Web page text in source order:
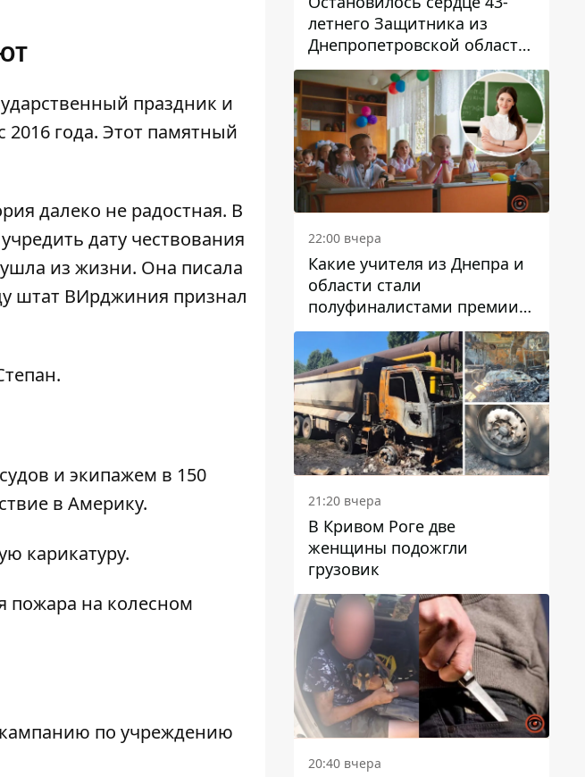
праздник и
года. Этот памятный
далеко не радостная. В
дату чествования
из жизни. Она писала
штат ВИрджиния признал
и экипажем в 150
в Америку.
карикатуру.
пожара на колесном
по учреждению
летнего Защитника из
Днепропетровской области
Евгения Зинченко
22:00 вчера
Какие учителя из Днепра и
области стали
полуфиналистами премии
Global Teacher Prize Ukraine
2026
21:20 вчера
В Кривом Роге две
женщины подожгли
грузовик
20:40 вчера